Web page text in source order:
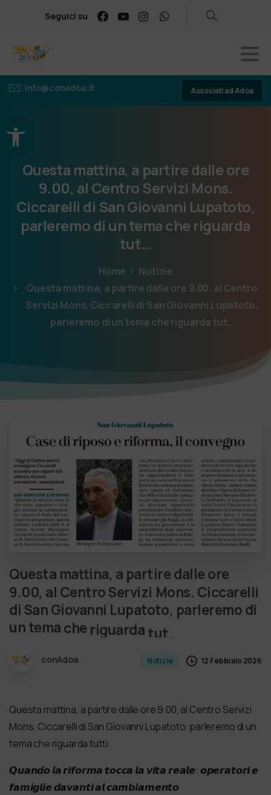
Apri la barra degli strumenti
Seguici su
info@conadoa.it Associati ad Adoa
Questa mattina, a partiredalleore
9.00, al Centro Servizi Mons.
Ciccarelli di SanGiovanni Lupatoto,
parleremodi untemache riguarda
tut…
Home
Notizie
Questa mattina, a partire dalle ore 9.00, al Centro
Servizi Mons. Ciccarelli di San Giovanni Lupatoto,
parleremo di un tema che riguarda tut…
Questa mattina, a partiredalleore
9.00, al CentroServizi Mons. Ciccarelli
diSanGiovanni Lupatoto, parleremodi
untemache riguardatut…
conAdoa Notizie 12 Febbraio 2026
Questa mattina, a partire dalle ore 9.00, al Centro Servizi
Mons. Ciccarelli di San Giovanni Lupatoto, parleremo di un
tema che riguarda tutti:
𝙌𝙪𝙖𝙣𝙙𝙤 𝙡𝙖 𝙧𝙞𝙛𝙤𝙧𝙢𝙖 𝙩𝙤𝙘𝙘𝙖 𝙡𝙖 𝙫𝙞𝙩𝙖 𝙧𝙚𝙖𝙡𝙚: 𝙤𝙥𝙚𝙧𝙖𝙩𝙤𝙧𝙞 𝙚
𝙛𝙖𝙢𝙞𝙜𝙡𝙞𝙚 𝙙𝙖𝙫𝙖𝙣𝙩𝙞 𝙖𝙡 𝙘𝙖𝙢𝙗𝙞𝙖𝙢𝙚𝙣𝙩𝙤